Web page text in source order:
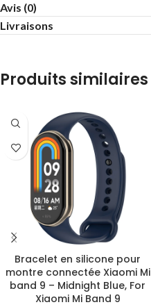
Avis (0)
Livraisons
Produits similaires
Bracelet en silicone pour
montre connectée Xiaomi Mi
band 9 – Midnight Blue, For
Xiaomi Mi Band 9